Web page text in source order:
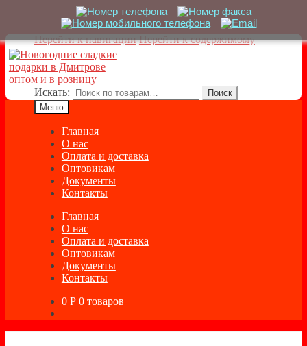
Перейти к навигации Перейти к содержимому
Искать:
Поиск
Меню
Главная
О нас
Оплата и доставка
Оптовикам
Документы
Контакты
Главная
О нас
Оплата и доставка
Оптовикам
Документы
Контакты
0 Р 0 товаров